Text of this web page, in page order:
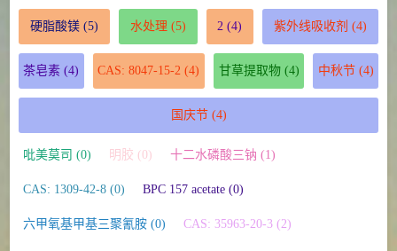
硬脂酸镁(5) 水处理 (5) 2 (4) 紫外线吸收剂 (4)
茶皂素 (4) CAS: 8047-15-2 (4) 甘草提取物(4) 中秋节(4)
国庆节(4)
吡美莫司 (0) 明胶 (0) 十二水磷酸三钠 (1)
CAS: 1309-42-8 (0) BPC 157 acetate (0)
六甲氧基甲基三聚氰胺 (0) CAS: 35963-20-3 (2)